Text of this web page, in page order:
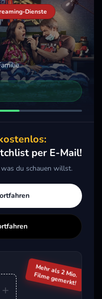
könnten
Dienste
per E-Mail!
du schauen willst.
Mehr als 2 Mio.
Filme gemerkt!